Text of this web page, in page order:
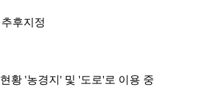
후지정
황 '농경지' 및 '도로'로 이용 중